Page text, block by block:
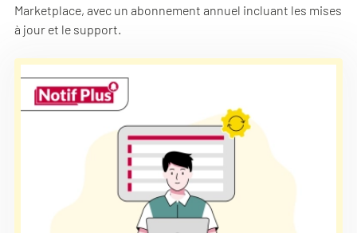
Marketplace, avec un abonnement annuel incluant les mises
à jour et le support.